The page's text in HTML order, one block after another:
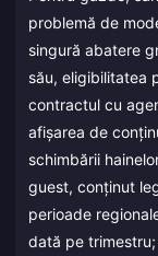
problemă de
singură abatere
său, eligibilitatea
contractul cu
afișarea de
schimbării
guest, conținut
perioade
dată pe